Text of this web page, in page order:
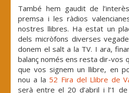
També hem gaudit de
premsa i les ràdios
nostres llibres. Ha estat un
dels micròfons diverses
donem el salt a la TV. I ara,
balanç només ens resta dir-vos
que vos signem un llibre, en
nou a la 52 Fira del Llibre de
serà entre el 20 d’abril i l’1